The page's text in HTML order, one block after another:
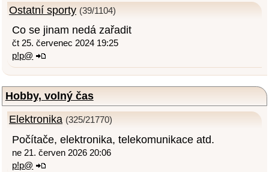
Ostatní sporty (39/1104)
Co se jinam nedá zařadit
čt 25. červenec 2024 19:25
p!p@
Hobby, volný čas
Elektronika (325/21770)
Počítače, elektronika, telekomunikace atd.
ne 21. červen 2026 20:06
p!p@